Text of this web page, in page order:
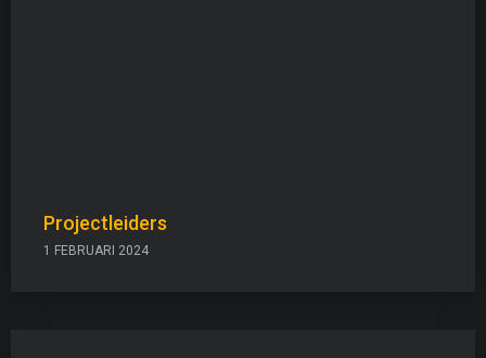
Projectleiders
1 FEBRUARI 2024